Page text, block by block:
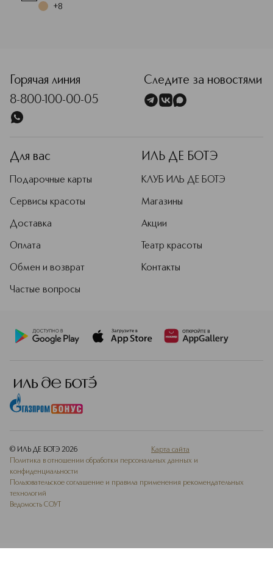
+8
Горячая линия
8-800-100-00-05
Следите за новостями
Для вас
Подарочные карты
Сервисы красоты
Доставка
Оплата
Обмен и возврат
Частые вопросы
ИЛЬ ДЕ БОТЭ
КЛУБ ИЛЬ ДЕ БОТЭ
Магазины
Акции
Театр красоты
Контакты
© ИЛЬ ДЕ БОТЭ 2026
Карта сайта
Политика в отношении обработки персональных данных и
конфиденциальности
Пользовательское соглашение и правила применения рекомендательных
технологий
Ведомость СОУТ